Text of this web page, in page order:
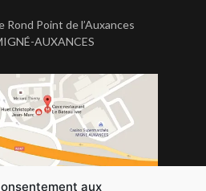
aux
Rond Point de l’Auxances
AUXANCES